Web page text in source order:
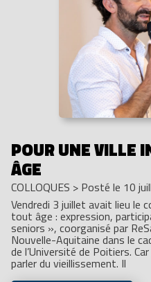
POUR UNE VILLE
ÂGE
COLLOQUES > Posté le 10
Vendredi 3 juillet avait lieu le
tout âge : expression,
seniors », coorganisé par
Nouvelle-Aquitaine dans le
de l’Université de Poitiers.
parler du vieillissement. Il